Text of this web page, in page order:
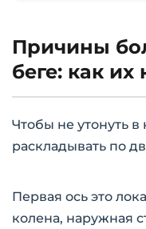
Причины
беге: как
Чтобы не утонуть
раскладывать по
Первая ось это
колена, наружная